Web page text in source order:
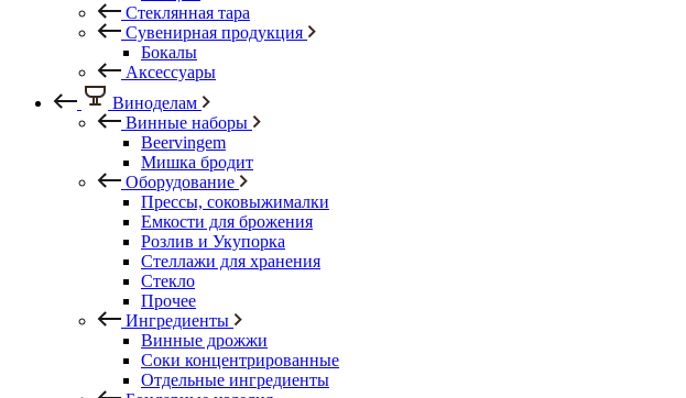
Стеклянная тара
Сувенирная продукция
Бокалы
Аксессуары
Виноделам
Винные наборы
Beervingem
Мишка бродит
Оборудование
Прессы, соковыжималки
Емкости для брожения
Розлив и Укупорка
Стеллажи для хранения
Стекло
Прочее
Ингредиенты
Винные дрожжи
Соки концентрированные
Отдельные ингредиенты